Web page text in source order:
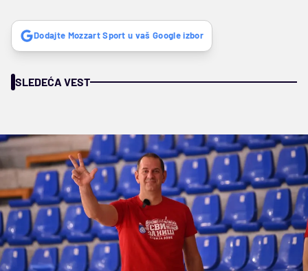
Dodajte Mozzart Sport u vaš Google izbor
SLEDEĆA VEST